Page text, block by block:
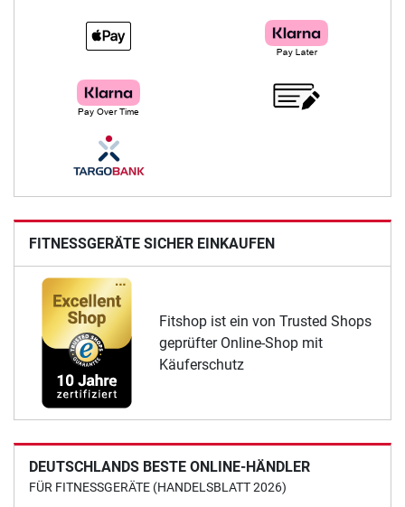
FITNESSGERÄTE SICHER EINKAUFEN
Fitshop ist ein von Trusted Shops
geprüfter Online-Shop mit
Käuferschutz
DEUTSCHLANDS BESTE ONLINE-HÄNDLER
FÜR FITNESSGERÄTE (HANDELSBLATT 2026)